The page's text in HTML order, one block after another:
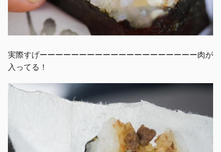
実際すげーーーーーーーーーーーーーーーーーーーー肉が
入ってる！